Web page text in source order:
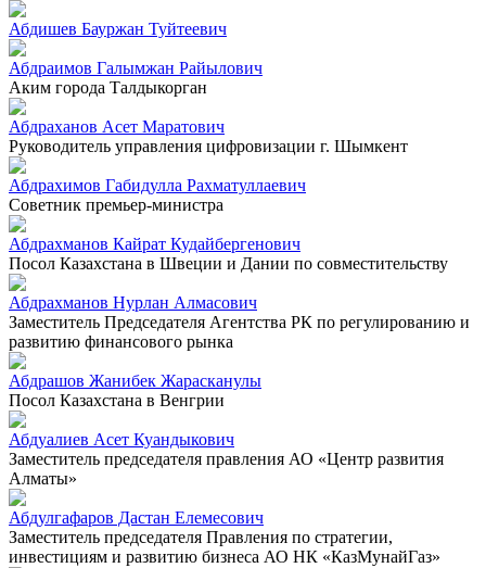
Абдишев Бауржан Туйтеевич
Абдраимов Галымжан Райылович
Аким города Талдыкорган
Абдраханов Асет Маратович
Руководитель управления цифровизации г. Шымкент
Абдрахимов Габидулла Рахматуллаевич
Советник премьер-министра
Абдрахманов Кайрат Кудайбергенович
Посол Казахстана в Швеции и Дании по совместительству
Абдрахманов Нурлан Алмасович
Заместитель Председателя Агентства РК по регулированию и
развитию финансового рынка
Абдрашов Жанибек Жарасканулы
Посол Казахстана в Венгрии
Абдуалиев Асет Куандыкович
Заместитель председателя правления АО «Центр развития
Алматы»
Абдулгафаров Дастан Елемесович
Заместитель председателя Правления по стратегии,
инвестициям и развитию бизнеса АО НК «КазМунайГаз»